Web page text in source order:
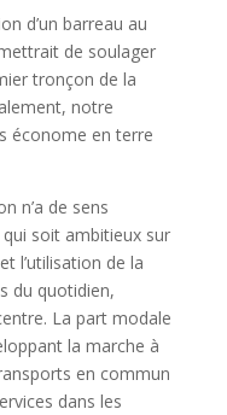
d’un barreau au
de soulager
tronçon de la
notre
économe en terre
n’a de sens
qui soit ambitieux sur
l’utilisation de la
du quotidien,
La part modale
la marche à
en commun
dans les